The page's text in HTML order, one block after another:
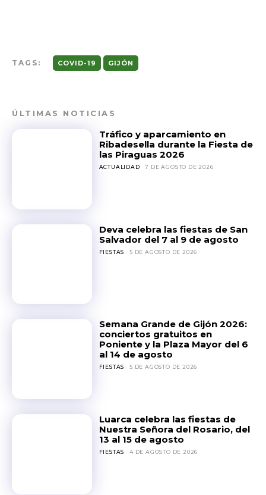
TAGS: COVID-19 GIJÓN
ÚLTIMAS NOTICIAS
Tráfico y aparcamiento en
Ribadesella durante la Fiesta de
las Piraguas 2026
ACTUALIDAD 7 DE AGOSTO DE 2026
Deva celebra las fiestas de San
Salvador del 7 al 9 de agosto
FIESTAS 5 DE AGOSTO DE 2026
Semana Grande de Gijón 2026:
conciertos gratuitos en
Poniente y la Plaza Mayor del 6
al 14 de agosto
FIESTAS 5 DE AGOSTO DE 2026
Luarca celebra las fiestas de
Nuestra Señora del Rosario, del
13 al 15 de agosto
FIESTAS 4 DE AGOSTO DE 2026